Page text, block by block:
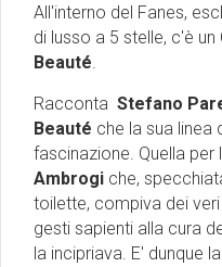
All'interno del Fanes,
di lusso a 5 stelle, c'è un
Beauté.
Racconta Stefano
Beauté che la sua linea
fascinazione. Quella per
Ambrogi che,
toilette, compiva dei
gesti sapienti alla cura
la incipriava. E' dunque